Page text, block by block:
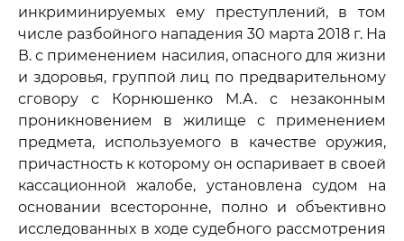
инкриминируемых ему преступлений, в том
числе разбойного нападения 30 марта 2018 г. На
В. с применением насилия, опасного для жизни
и здоровья, группой лиц по предварительному
сговору с Корнюшенко М.А. с незаконным
проникновением в жилище с применением
предмета, используемого в качестве оружия,
причастность к которому он оспаривает в своей
кассационной жалобе, установлена судом на
основании всесторонне, полно и объективно
исследованных в ходе судебного рассмотрения